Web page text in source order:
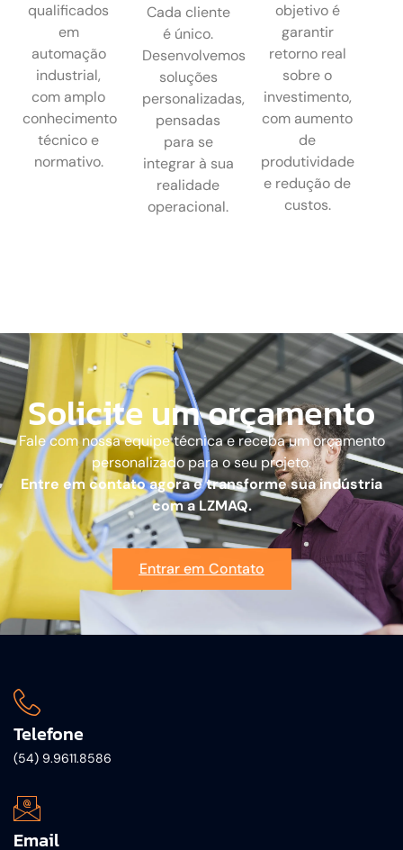
qualificados
em
automação
industrial,
com amplo
conhecimento
técnico e
normativo.
Cada cliente
é único.
Desenvolvemos
soluções
personalizadas,
pensadas
para se
integrar à sua
realidade
operacional.
objetivo é
garantir
retorno real
sobre o
investimento,
com aumento
de
produtividade
e redução de
custos.
Solicite um orçamento
Fale com nossa equipe técnica e receba um orçamento
personalizado para o seu projeto.
Entre em contato agora e transforme sua indústria
com a LZMAQ.
Entrar em Contato
Telefone
(54) 9.9611.8586
Email